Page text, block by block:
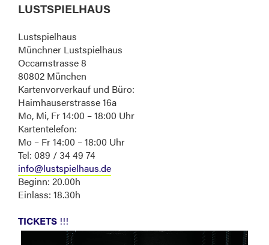
LUSTSPIELHAUS
Lustspielhaus
Münchner Lustspielhaus
Occamstrasse 8
80802 München
Kartenvorverkauf und Büro:
Haimhauserstrasse 16a
Mo, Mi, Fr 14:00 – 18:00 Uhr
Kartentelefon:
Mo – Fr 14:00 – 18:00 Uhr
Tel: 089 / 34 49 74
info@lustspielhaus.de
Beginn: 20.00h
Einlass: 18.30h
TICKETS !!!